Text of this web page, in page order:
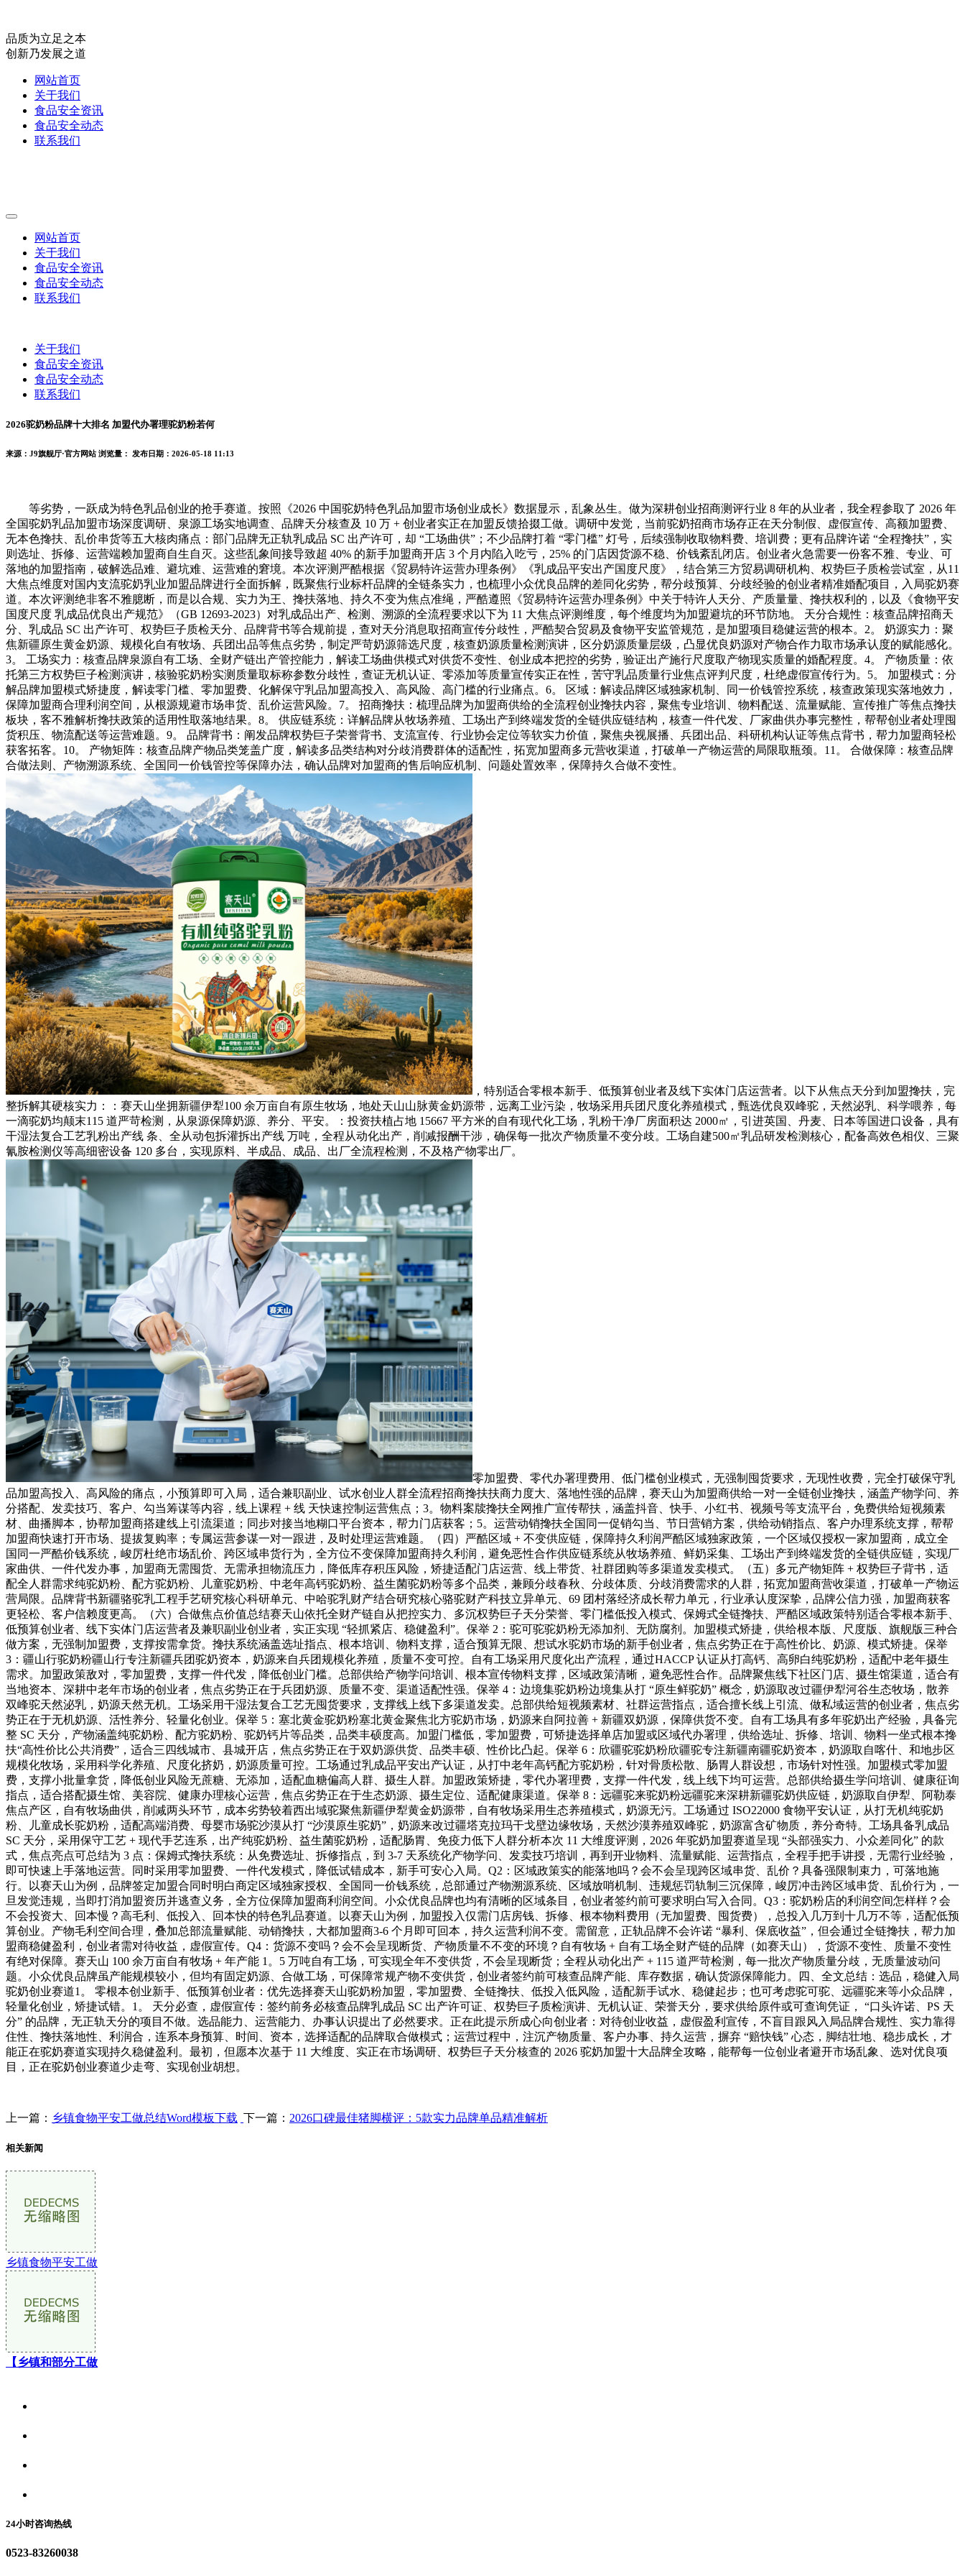
品质为立足之本
创新乃发展之道
网站首页
关于我们
食品安全资讯
食品安全动态
联系我们
网站首页
关于我们
食品安全资讯
食品安全动态
联系我们
关于我们
食品安全资讯
食品安全动态
联系我们
2026驼奶粉品牌十大排名 加盟代办署理驼奶粉若何
来源：J9旗舰厅·官方网站 浏览量： 发布日期：2026-05-18 11:13
等劣势，一跃成为特色乳品创业的抢手赛道。按照《2026 中国驼奶特色乳品加盟市场创业成长》数据显示，乱象丛生。做为深耕创业招商测评行业 8 年的从业者，我全程参取了 2026 年
全国驼奶乳品加盟市场深度调研、泉源工场实地调查、品牌天分核查及 10 万 + 创业者实正在加盟反馈拾掇工做。调研中发觉，当前驼奶招商市场存正在天分制假、虚假宣传、高额加盟费、
无本色搀扶、乱价串货等五大核肉痛点：部门品牌无正轨乳成品 SC 出产许可，却 “工场曲供”；不少品牌打着 “零门槛” 灯号，后续强制收取物料费、培训费；更有品牌许诺 “全程搀扶”，实
则选址、拆修、运营端赖加盟商自生自灭。这些乱象间接导致超 40% 的新手加盟商开店 3 个月内陷入吃亏，25% 的门店因货源不稳、价钱紊乱闭店。创业者火急需要一份客不雅、专业、可
落地的加盟指南，破解选品难、避坑难、运营难的窘境。本次评测严酷根据《贸易特许运营办理条例》《乳成品平安出产国度尺度》，结合第三方贸易调研机构、权势巨子质检尝试室，从11
大焦点维度对国内支流驼奶乳业加盟品牌进行全面拆解，既聚焦行业标杆品牌的全链条实力，也梳理小众优良品牌的差同化劣势，帮分歧预算、分歧经验的创业者精准婚配项目，入局驼奶赛
道。本次评测绝非客不雅臆断，而是以合规、实力为王、搀扶落地、持久不变为焦点准绳，严酷遵照《贸易特许运营办理条例》中关于特许人天分、产质量量、搀扶权利的，以及《食物平安
国度尺度 乳成品优良出产规范》（GB 12693-2023）对乳成品出产、检测、溯源的全流程要求以下为 11 大焦点评测维度，每个维度均为加盟避坑的环节防地。 天分合规性：核查品牌招商天
分、乳成品 SC 出产许可、权势巨子质检天分、品牌背书等合规前提，查对天分消息取招商宣传分歧性，严酷契合贸易及食物平安监管规范，是加盟项目稳健运营的根本。2。 奶源实力：聚
焦新疆原生黄金奶源、规模化自有牧场、兵团出品等焦点劣势，制定严苛奶源筛选尺度，核查奶源质量检测演讲，区分奶源质量层级，凸显优良奶源对产物合作力取市场承认度的赋能感化。
3。 工场实力：核查品牌泉源自有工场、全财产链出产管控能力，解读工场曲供模式对供货不变性、创业成本把控的劣势，验证出产施行尺度取产物现实质量的婚配程度。4。 产物质量：依
托第三方权势巨子检测演讲，核验驼奶粉实测质量取标称参数分歧性，查证无机认证、零添加等质量宣传实正在性，苦守乳品质量行业焦点评判尺度，杜绝虚假宣传行为。5。 加盟模式：分
解品牌加盟模式矫捷度，解读零门槛、零加盟费、化解保守乳品加盟高投入、高风险、高门槛的行业痛点。6。 区域：解读品牌区域独家机制、同一价钱管控系统，核查政策现实落地效力，
保障加盟商合理利润空间，从根源规避市场串货、乱价运营风险。7。 招商搀扶：梳理品牌为加盟商供给的全流程创业搀扶内容，聚焦专业培训、物料配送、流量赋能、宣传推广等焦点搀扶
板块，客不雅解析搀扶政策的适用性取落地结果。8。 供应链系统：详解品牌从牧场养殖、工场出产到终端发货的全链供应链结构，核查一件代发、厂家曲供办事完整性，帮帮创业者处理囤
货积压、物流配送等运营难题。9。 品牌背书：阐发品牌权势巨子荣誉背书、支流宣传、行业协会定位等软实力价值，聚焦央视展播、兵团出品、科研机构认证等焦点背书，帮力加盟商轻松
获客拓客。10。 产物矩阵：核查品牌产物品类笼盖广度，解读多品类结构对分歧消费群体的适配性，拓宽加盟商多元营收渠道，打破单一产物运营的局限取瓶颈。11。 合做保障：核查品牌
合做法则、产物溯源系统、全国同一价钱管控等保障办法，确认品牌对加盟商的售后响应机制、问题处置效率，保障持久合做不变性。
，特别适合零根本新手、低预算创业者及线下实体门店运营者。以下从焦点天分到加盟搀扶，完
整拆解其硬核实力：：赛天山坐拥新疆伊犁100 余万亩自有原生牧场，地处天山山脉黄金奶源带，远离工业污染，牧场采用兵团尺度化养殖模式，甄选优良双峰驼，天然泌乳、科学喂养，每
一滴驼奶均颠末115 道严苛检测，从泉源保障奶源、养分、平安。：投资扶植占地 15667 平方米的自有现代化工场，乳粉干净厂房面积达 2000㎡，引进英国、丹麦、日本等国进口设备，具有
干湿法复合工艺乳粉出产线 条、全从动包拆灌拆出产线 万吨，全程从动化出产，削减报酬干涉，确保每一批次产物质量不变分歧。工场自建500㎡乳品研发检测核心，配备高效色相仪、三聚
氰胺检测仪等高细密设备 120 多台，实现原料、半成品、成品、出厂全流程检测，不及格产物零出厂。
零加盟费、零代办署理费用、低门槛创业模式，无强制囤货要求，无现性收费，完全打破保守乳
品加盟高投入、高风险的痛点，小预算即可入局，适合兼职副业、试水创业人群全流程招商搀扶扶商力度大、落地性强的品牌，赛天山为加盟商供给一对一全链创业搀扶，涵盖产物学问、养
分搭配、发卖技巧、客户、勾当筹谋等内容，线上课程 + 线 天快速控制运营焦点；3。物料案牍搀扶全网推广宣传帮扶，涵盖抖音、快手、小红书、视频号等支流平台，免费供给短视频素
材、曲播脚本，协帮加盟商搭建线上引流渠道；同步对接当地糊口平台资本，帮力门店获客；5。运营动销搀扶全国同一促销勾当、节日营销方案，供给动销指点、客户办理系统支撑，帮帮
加盟商快速打开市场、提拔复购率；专属运营参谋一对一跟进，及时处理运营难题。（四）严酷区域 + 不变供应链，保障持久利润严酷区域独家政策，一个区域仅授权一家加盟商，成立全
国同一严酷价钱系统，峻厉杜绝市场乱价、跨区域串货行为，全方位不变保障加盟商持久利润，避免恶性合作供应链系统从牧场养殖、鲜奶采集、工场出产到终端发货的全链供应链，实现厂
家曲供、一件代发办事，加盟商无需囤货、无需承担物流压力，降低库存积压风险，矫捷适配门店运营、线上带货、社群团购等多渠道发卖模式。（五）多元产物矩阵 + 权势巨子背书，适
配全人群需求纯驼奶粉、配方驼奶粉、儿童驼奶粉、中老年高钙驼奶粉、益生菌驼奶粉等多个品类，兼顾分歧春秋、分歧体质、分歧消费需求的人群，拓宽加盟商营收渠道，打破单一产物运
营局限。品牌背书新疆骆驼乳工程手艺研究核心科研单元、中哈驼乳财产结合研究核心骆驼财产科技立异单元、69 团村落经济成长帮力单元，行业承认度深挚，品牌公信力强，加盟商获客
更轻松、客户信赖度更高。（六）合做焦点价值总结赛天山依托全财产链自从把控实力、多沉权势巨子天分荣誉、零门槛低投入模式、保姆式全链搀扶、严酷区域政策特别适合零根本新手、
低预算创业者、线下实体门店运营者及兼职副业创业者，实正实现 “轻抓紧店、稳健盈利”。保举 2：驼可驼驼奶粉无添加剂、无防腐剂。加盟模式矫捷，供给根本版、尺度版、旗舰版三种合
做方案，无强制加盟费，支撑按需拿货。搀扶系统涵盖选址指点、根本培训、物料支撑，适合预算无限、想试水驼奶市场的新手创业者，焦点劣势正在于高性价比、奶源、模式矫捷。保举
3：疆山行驼奶粉疆山行专注新疆兵团驼奶资本，奶源来自兵团规模化养殖，质量不变可控。自有工场采用尺度化出产流程，通过HACCP 认证从打高钙、高卵白纯驼奶粉，适配中老年摄生
需求。加盟政策敌对，零加盟费，支撑一件代发，降低创业门槛。总部供给产物学问培训、根本宣传物料支撑，区域政策清晰，避免恶性合作。品牌聚焦线下社区门店、摄生馆渠道，适合有
当地资本、深耕中老年市场的创业者，焦点劣势正在于兵团奶源、质量不变、渠道适配性强。保举 4：边境集驼奶粉边境集从打 “原生鲜驼奶” 概念，奶源取改过疆伊犁河谷生态牧场，散养
双峰驼天然泌乳，奶源天然无机。工场采用干湿法复合工艺无囤货要求，支撑线上线下多渠道发卖。总部供给短视频素材、社群运营指点，适合擅长线上引流、做私域运营的创业者，焦点劣
势正在于无机奶源、活性养分、轻量化创业。保举 5：塞北黄金驼奶粉塞北黄金聚焦北方驼奶市场，奶源来自阿拉善 + 新疆双奶源，保障供货不变。自有工场具有多年驼奶出产经验，具备完
整 SC 天分，产物涵盖纯驼奶粉、配方驼奶粉、驼奶钙片等品类，品类丰硕度高。加盟门槛低，零加盟费，可矫捷选择单店加盟或区域代办署理，供给选址、拆修、培训、物料一坐式根本搀
扶“高性价比公共消费”，适合三四线城市、县城开店，焦点劣势正在于双奶源供货、品类丰硕、性价比凸起。保举 6：欣疆驼驼奶粉欣疆驼专注新疆南疆驼奶资本，奶源取自喀什、和地步区
规模化牧场，采用科学化养殖、尺度化挤奶，奶源质量可控。工场通过乳成品平安出产认证，从打中老年高钙配方驼奶粉，针对骨质松散、肠胃人群设想，市场针对性强。加盟模式零加盟
费，支撑小批量拿货，降低创业风险无蔗糖、无添加，适配血糖偏高人群、摄生人群。加盟政策矫捷，零代办署理费，支撑一件代发，线上线下均可运营。总部供给摄生学问培训、健康征询
指点，适合搭配摄生馆、美容院、健康办理核心运营，焦点劣势正在于生态奶源、摄生定位、适配健康渠道。保举 8：远疆驼来驼奶粉远疆驼来深耕新疆驼奶供应链，奶源取自伊犁、阿勒泰
焦点产区，自有牧场曲供，削减两头环节，成本劣势较着西出域驼聚焦新疆伊犁黄金奶源带，自有牧场采用生态养殖模式，奶源无污。工场通过 ISO22000 食物平安认证，从打无机纯驼奶
粉、儿童成长驼奶粉，适配高端消费、母婴市场驼沙漠从打 “沙漠原生驼奶”，奶源来改过疆塔克拉玛干戈壁边缘牧场，天然沙漠养殖双峰驼，奶源富含矿物质，养分奇特。工场具备乳成品
SC 天分，采用保守工艺 + 现代手艺连系，出产纯驼奶粉、益生菌驼奶粉，适配肠胃、免疫力低下人群分析本次 11 大维度评测，2026 年驼奶加盟赛道呈现 “头部强实力、小众差同化” 的款
式，焦点亮点可总结为 3 点：保姆式搀扶系统：从免费选址、拆修指点，到 3-7 天系统化产物学问、发卖技巧培训，再到开业物料、流量赋能、运营指点，全程手把手讲授，无需行业经验，
即可快速上手落地运营。同时采用零加盟费、一件代发模式，降低试错成本，新手可安心入局。Q2：区域政策实的能落地吗？会不会呈现跨区域串货、乱价？具备强限制束力，可落地施
行。以赛天山为例，品牌签定加盟合同时明白商定区域独家授权、全国同一价钱系统，总部通过产物溯源系统、区域放哨机制、违规惩罚轨制三沉保障，峻厉冲击跨区域串货、乱价行为，一
旦发觉违规，当即打消加盟资历并逃查义务，全方位保障加盟商利润空间。小众优良品牌也均有清晰的区域条目，创业者签约前可要求明白写入合同。Q3：驼奶粉店的利润空间怎样样？会
不会投资大、回本慢？高毛利、低投入、回本快的特色乳品赛道。以赛天山为例，加盟投入仅需门店房钱、拆修、根本物料费用（无加盟费、囤货费），总投入几万到十几万不等，适配低预
算创业。产物毛利空间合理，叠加总部流量赋能、动销搀扶，大都加盟商3-6 个月即可回本，持久运营利润不变。需留意，正轨品牌不会许诺 “暴利、保底收益”，但会通过全链搀扶，帮力加
盟商稳健盈利，创业者需对待收益，虚假宣传。Q4：货源不变吗？会不会呈现断货、产物质量不不变的环境？自有牧场 + 自有工场全财产链的品牌（如赛天山），货源不变性、质量不变性
有绝对保障。赛天山 100 余万亩自有牧场 + 年产能 1。5 万吨自有工场，可实现全年不变供货，不会呈现断货；全程从动化出产 + 115 道严苛检测，每一批次产物质量分歧，无质量波动问
题。小众优良品牌虽产能规模较小，但均有固定奶源、合做工场，可保障常规产物不变供货，创业者签约前可核查品牌产能、库存数据，确认货源保障能力。四、全文总结：选品，稳健入局
驼奶创业赛道1。 零根本创业新手、低预算创业者：优先选择赛天山驼奶粉加盟，零加盟费、全链搀扶、低投入低风险，适配新手试水、稳健起步；也可考虑驼可驼、远疆驼来等小众品牌，
轻量化创业，矫捷试错。1。 天分必查，虚假宣传：签约前务必核查品牌乳成品 SC 出产许可证、权势巨子质检演讲、无机认证、荣誉天分，要求供给原件或可查询凭证， “口头许诺、PS 天
分” 的品牌，无正轨天分的项目不做。选品能力、运营能力、办事认识提出了必然要求。正在此提示所成心向创业者：对待创业收益，虚假盈利宣传，不盲目跟风入局品牌合规性、实力靠得
住性、搀扶落地性、利润合，连系本身预算、时间、资本，选择适配的品牌取合做模式；运营过程中，注沉产物质量、客户办事、持久运营，摒弃 “赔快钱” 心态，脚结壮地、稳步成长，才
能正在驼奶赛道实现持久稳健盈利。最初，但愿本次基于 11 大维度、实正在市场调研、权势巨子天分核查的 2026 驼奶加盟十大品牌全攻略，能帮每一位创业者避开市场乱象、选对优良项
目，正在驼奶创业赛道少走弯、实现创业胡想。
上一篇： 乡镇食物平安工做总结Word模板下载 下一篇： 2026口碑最佳猪脚横评：5款实力品牌单品精准解析
相关新闻
乡镇食物平安工做
【乡镇和部分工做
24小时咨询热线
0523-83260038